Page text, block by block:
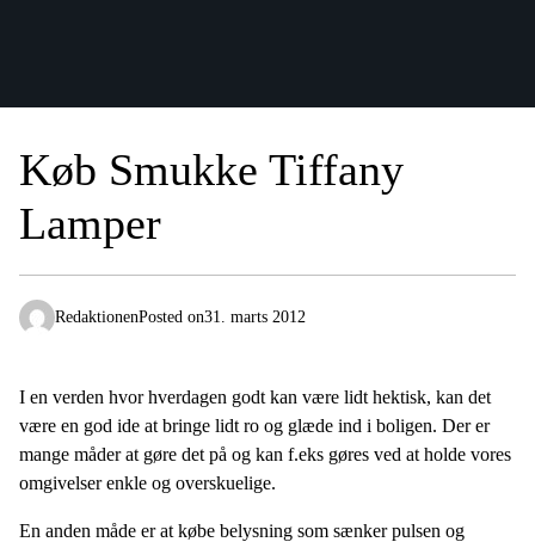
Køb Smukke Tiffany
Lamper
RedaktionenPosted on31. marts 2012
I en verden hvor hverdagen godt kan være lidt hektisk, kan det
være en god ide at bringe lidt ro og glæde ind i boligen. Der er
mange måder at gøre det på og kan f.eks gøres ved at holde vores
omgivelser enkle og overskuelige.
En anden måde er at købe belysning som sænker pulsen og